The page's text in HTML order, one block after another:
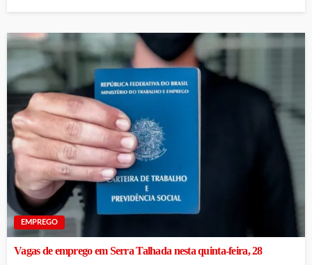
EMPREGO
Vagas de emprego em Serra Talhada nesta quinta-feira, 28